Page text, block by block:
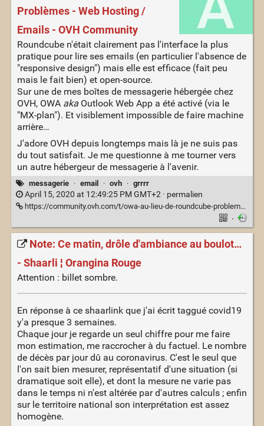
Problèmes - Web Hosting /
Emails - OVH Community
Roundcube n'était clairement pas l'interface la plus
pratique pour lire ses emails (en particulier l'absence de
"responsive design") mais elle est efficace (fait peu
mais le fait bien) et open-source.
Sur une de mes boîtes de messagerie hébergée chez
OVH, OWA akaOutlook Web App a été activé (via le
"MX-plan"). Et visiblement impossible de faire machine
arrière…
J'adore OVH depuis longtemps mais là je ne suis pas
du tout satisfait. Je me questionne à me tourner vers
un autre hébergeur de messagerie à l'avenir.
messagerie · email · ovh · grrrr
April 15, 2020 at 12:49:25 PM GMT+2 · permalien
https://community.ovh.com/t/owa-au-lieu-de-roundcube-problemes/15706/21
·
Note: Ce matin, drôle d'ambiance au boulot…
- Shaarli ¦ Orangina Rouge
Attention : billet sombre.
En réponse à ce shaarlink que j'ai écrit taggué covid19
y'a presque 3 semaines.
Chaque jour je regarde un seul chiffre pour me faire
mon estimation, me raccrocher à du factuel. Le nombre
de décès par jour dû au coronavirus. C'est le seul que
l'on sait bien mesurer, représentatif d'une situation (si
dramatique soit elle), et dont la mesure ne varie pas
dans le temps ni n'est altérée par d'autres calculs ; enfin
sur le territoire national son interprétation est assez
homogène.